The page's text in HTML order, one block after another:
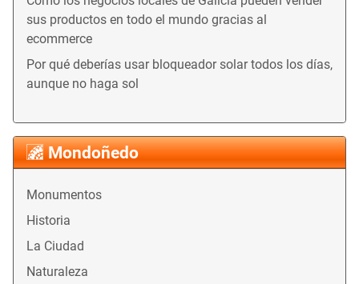
Mondoñedo
Monumentos
Historia
La Ciudad
Naturaleza
sus productos en todo el mundo gracias al
ecommerce
Por qué deberías usar bloqueador solar todos los días,
aunque no haga sol